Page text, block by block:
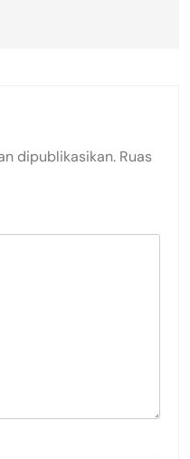
dipublikasikan. Ruas